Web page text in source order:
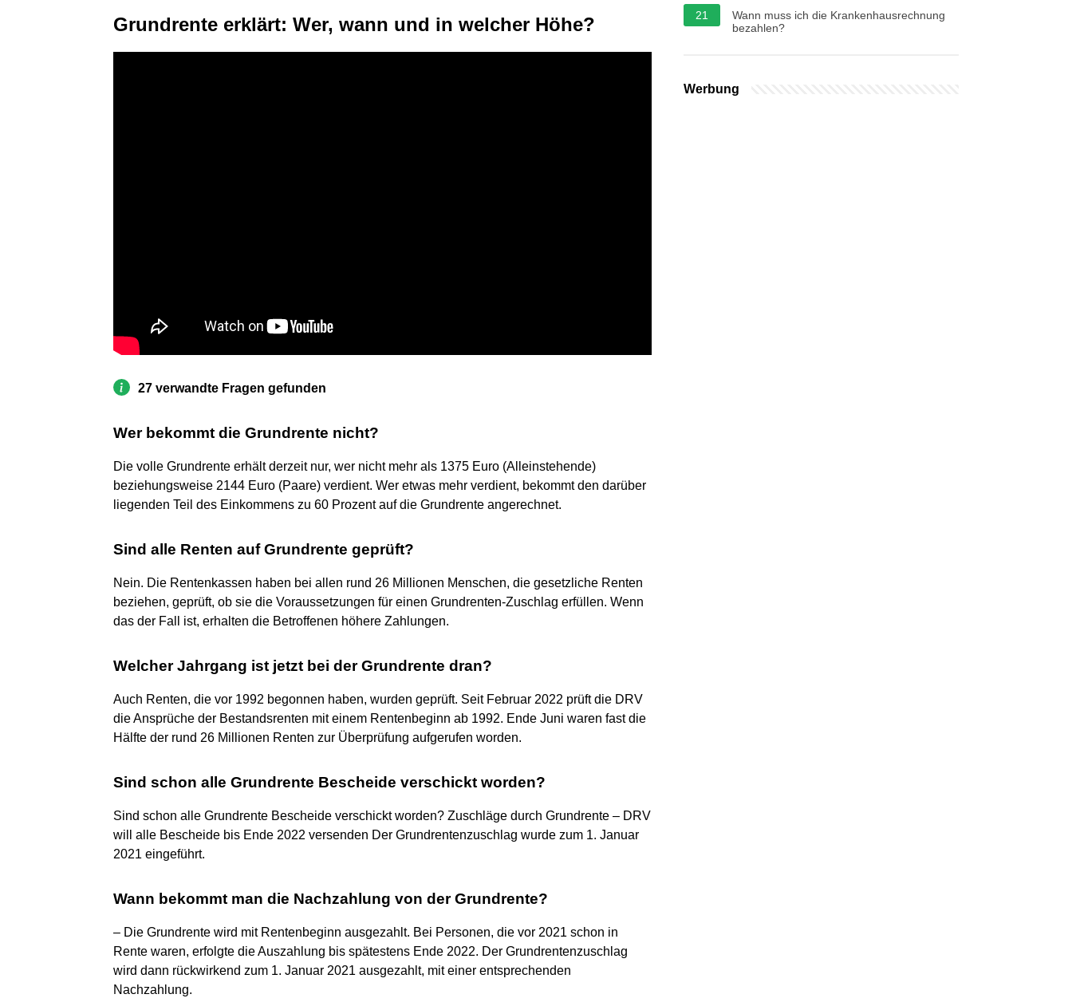
Grundrente erklärt: Wer, wann und in welcher Höhe?
27 verwandte Fragen gefunden
Wer bekommt die Grundrente nicht?
Die volle Grundrente erhält derzeit nur, wer nicht mehr als 1375 Euro (Alleinstehende)
beziehungsweise 2144 Euro (Paare) verdient. Wer etwas mehr verdient, bekommt den darüber
liegenden Teil des Einkommens zu 60 Prozent auf die Grundrente angerechnet.
Sind alle Renten auf Grundrente geprüft?
Nein. Die Rentenkassen haben bei allen rund 26 Millionen Menschen, die gesetzliche Renten
beziehen, geprüft, ob sie die Voraussetzungen für einen Grundrenten-Zuschlag erfüllen. Wenn
das der Fall ist, erhalten die Betroffenen höhere Zahlungen.
Welcher Jahrgang ist jetzt bei der Grundrente dran?
Auch Renten, die vor 1992 begonnen haben, wurden geprüft. Seit Februar 2022 prüft die DRV
die Ansprüche der Bestandsrenten mit einem Rentenbeginn ab 1992. Ende Juni waren fast die
Hälfte der rund 26 Millionen Renten zur Überprüfung aufgerufen worden.
Sind schon alle Grundrente Bescheide verschickt worden?
Sind schon alle Grundrente Bescheide verschickt worden? Zuschläge durch Grundrente – DRV
will alle Bescheide bis Ende 2022 versenden Der Grundrentenzuschlag wurde zum 1. Januar
2021 eingeführt.
Wann bekommt man die Nachzahlung von der Grundrente?
– Die Grundrente wird mit Rentenbeginn ausgezahlt. Bei Personen, die vor 2021 schon in
Rente waren, erfolgte die Auszahlung bis spätestens Ende 2022. Der Grundrentenzuschlag
wird dann rückwirkend zum 1. Januar 2021 ausgezahlt, mit einer entsprechenden
Nachzahlung.
21
Wann muss ich die Krankenhausrechnung
bezahlen?
Werbung